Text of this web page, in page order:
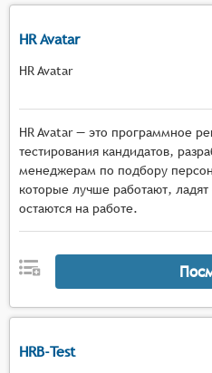
HR Avatar
HR Avatar
HR Avatar — это программное
тестирования кандидатов,
менеджерам по подбору
которые лучше работают,
остаются на работе.
HRB-Test